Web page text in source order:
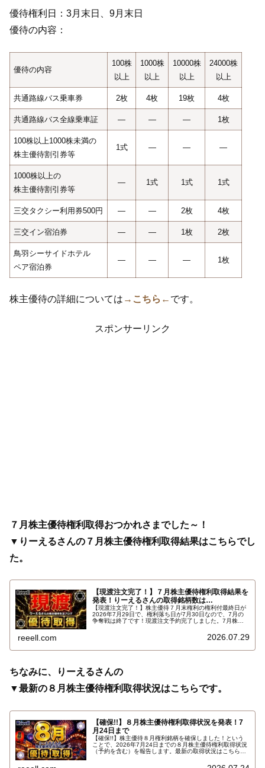
優待権利日：3月末日、9月末日
優待の内容：
優待の内容
100株
以上
1000株
以上
10000株
以上
24000株
以上
共通路線バス乗車券 2枚 4枚 19枚 4枚
共通路線バス全線乗車証 ― ― ― 1枚
100株以上1000株未満の
株主優待割引券等
1式 ― ― ―
1000株以上の
株主優待割引券等
― 1式 1式 1式
三交タクシー利用券500円 ― ― 2枚 4枚
三交イン宿泊券 ― ― 1枚 2枚
鳥羽シーサイドホテル
ペア宿泊券
― ― ― 1枚
株主優待の詳細については →こちら← です。
スポンサーリンク
７月株主優待権利取得おつかれさまでした～！
▼りーえるさんの７月株主優待権利取得結果はこちらでし
た。
【現渡注文完了！】７月株主優待権利取得結果を
発表！りーえるさんの取得銘柄数は…
【現渡注文完了！】株主優待７月末権利の権利付最終日が
2026年7月29日で、権利落ち日が7月30日なので、7月の
争奪戦は終了です！現渡注文予約完了しました。7月株主
reeell.com 2026.07.29
ちなみに、りーえるさんの
▼最新の８月株主優待権利取得状況はこちらです。
【確保!!】８月株主優待権利取得状況を発表！7
月24日まで
【確保!!】株主優待８月権利銘柄を確保しました！という
ことで、2026年7月24日までの８月株主優待権利取得状況
（予約を含む）を報告します。最新の取得状況はこちらで